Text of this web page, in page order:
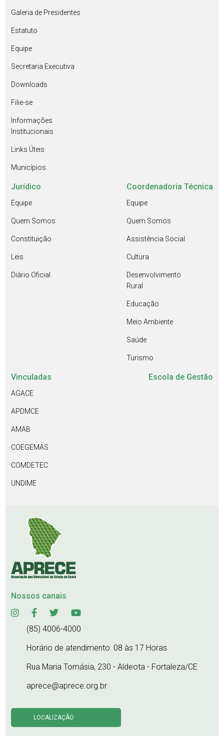
Galeria de Presidentes
Estatuto
Equipe
Secretaria Executiva
Downloads
Filie-se
Informações
Institucionais
Links Úteis
Municípios
Jurídico
Equipe
Quem Somos
Constituição
Leis
Diário Oficial
Coordenadoria Técnica
Equipe
Quem Somos
Assistência Social
Cultura
Desenvolvimento
Rural
Educação
Meio Ambiente
Saúde
Turismo
Vinculadas
AGACE
APDMCE
AMAB
COEGEMAS
COMDETEC
UNDIME
Escola de Gestão
Nossos canais
(85) 4006-4000
Horário de atendimento: 08 às 17 Horas
Rua Maria Tomásia, 230 - Aldeota - Fortaleza/CE
aprece@aprece.org.br
LOCALIZAÇÃO